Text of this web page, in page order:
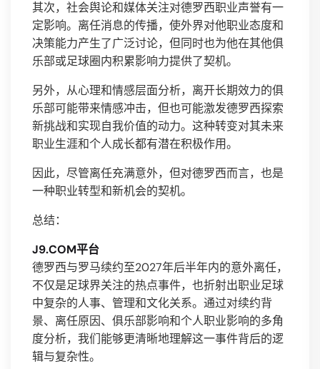
其次，社会舆论和媒体关注对德罗西职业声誉有一
定影响。离任消息的传播，使外界对他职业态度和
决策能力产生了广泛讨论，但同时也为他在其他俱
乐部或足球圈内积累影响力提供了契机。
另外，从心理和情感层面分析，离开长期效力的俱
乐部可能带来情感冲击，但也可能激发德罗西探索
新挑战和实现自我价值的动力。这种转变对其未来
职业生涯和个人成长都有潜在积极作用。
因此，尽管离任充满意外，但对德罗西而言，也是
一种职业转型和新机会的契机。
总结：
J9.COM平台
德罗西与罗马续约至2027年后半年内的意外离任，
不仅是足球界关注的热点事件，也折射出职业足球
中复杂的人事、管理和文化关系。通过对续约背
景、离任原因、俱乐部影响和个人职业影响的多角
度分析，我们能够更清晰地理解这一事件背后的逻
辑与复杂性。